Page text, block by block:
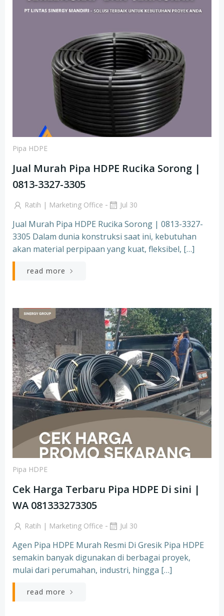
Pipa HDPE
Jual Murah Pipa HDPE Rucika Sorong |
0813-3327-3305
Ratih | Marketing Office - Jul 30
Jual Murah Pipa HDPE Rucika Sorong | 0813-3327-
3305 Dalam dunia konstruksi saat ini, kebutuhan
akan material perpipaan yang kuat, fleksibel, […]
read more
Pipa HDPE
Cek Harga Terbaru Pipa HDPE Di sini |
WA 081333273305
Ratih | Marketing Office - Jul 30
Agen Pipa HDPE Murah Resmi Di Gresik Pipa HDPE
semakin banyak digunakan di berbagai proyek,
mulai dari perumahan, industri, hingga […]
read more